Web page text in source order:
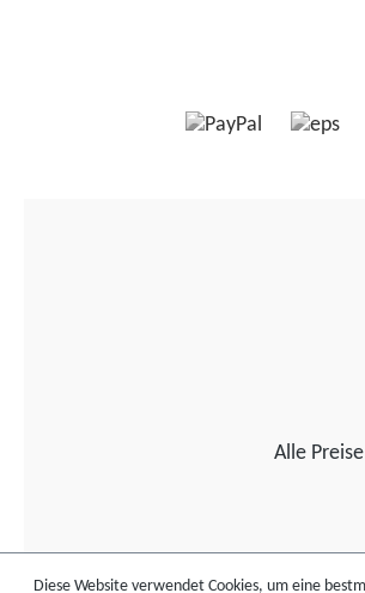
Alle
Diese Website verwendet Cookies, um eine